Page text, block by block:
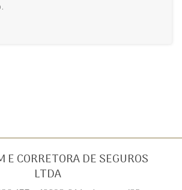
E CORRETORA DE SEGUROS
LTDA